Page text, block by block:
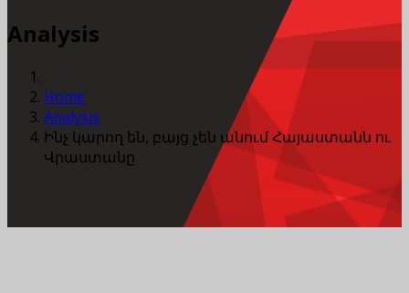
Analysis
Home
Analysis
Ինչ կարող են, բայց չեն անում Հայաստանն ու
Վրաստանը